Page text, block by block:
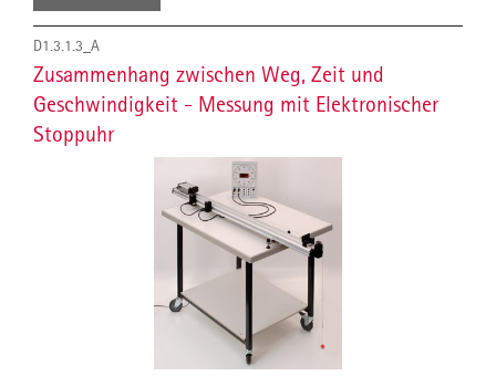
D1.3.1.3_A
Zusammenhang zwischen Weg, Zeit und
Geschwindigkeit - Messung mit Elektronischer
Stoppuhr